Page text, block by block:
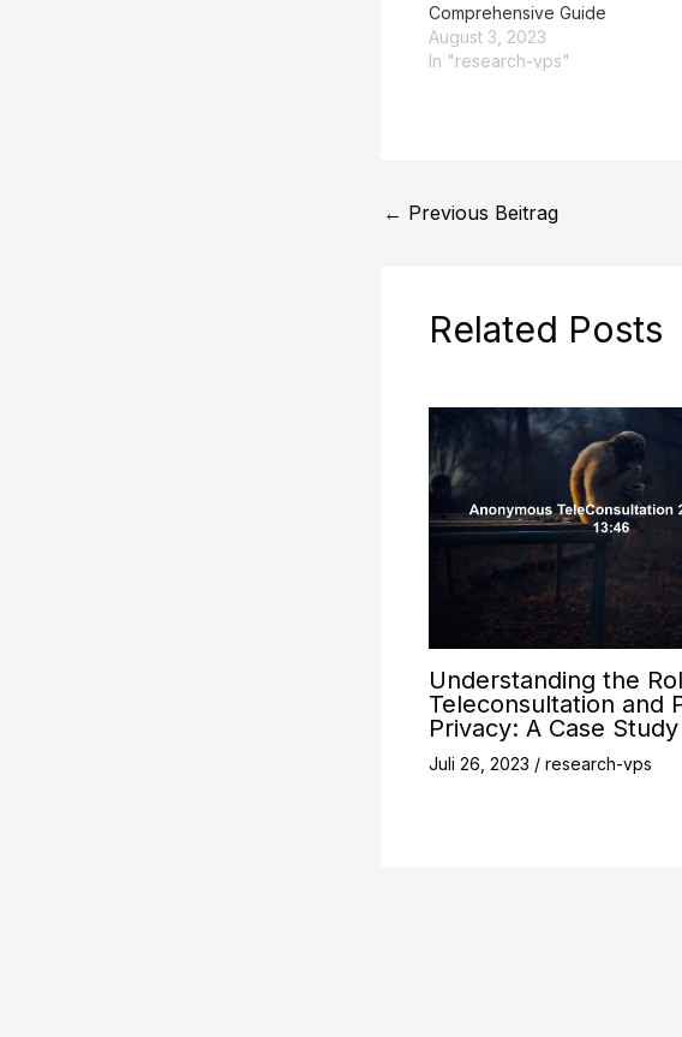
Comprehensive Guide
August 3, 2023
In "research-vps"
← Previous Beitrag
Related Posts
Understanding the
Teleconsultation and
Privacy: A Case Study
Juli 26, 2023 / research-vps